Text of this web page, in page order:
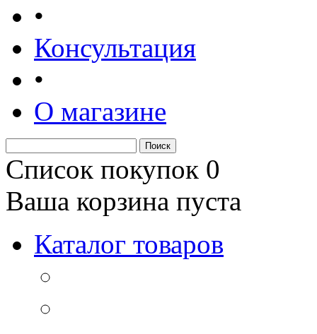
•
Консультация
•
О магазине
Список покупок 0
Ваша корзина пуста
Каталог товаров